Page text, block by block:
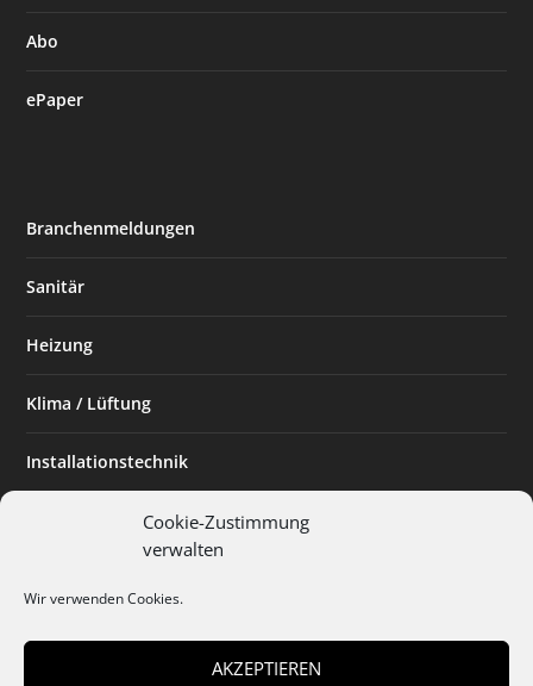
Cookie-Zustimmung
verwalten
Wir verwenden Cookies.
AKZEPTIEREN
Abo
ePaper
Branchenmeldungen
Sanitär
Heizung
Klima / Lüftung
Installationstechnik
Planen & Bauen
Installateur des Monats